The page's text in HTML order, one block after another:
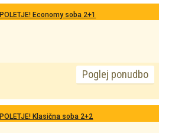
POLETJE! Economy soba 2+1
Poglej ponudbo
POLETJE! Klasična soba 2+2